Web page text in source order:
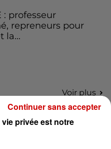
: professeur
repreneurs pour
la...
Voir plus
places pour le
Gourmand 2026
privée est notre
Continuer sans accepter